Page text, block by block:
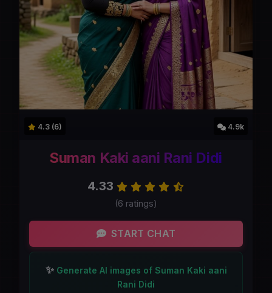
S
4.3 (6) 4.9k
Suman Kaki aani Rani Didi
4.33
(6 ratings)
START CHAT
✨Generate AI images of Suman Kaki aani
Rani Didi